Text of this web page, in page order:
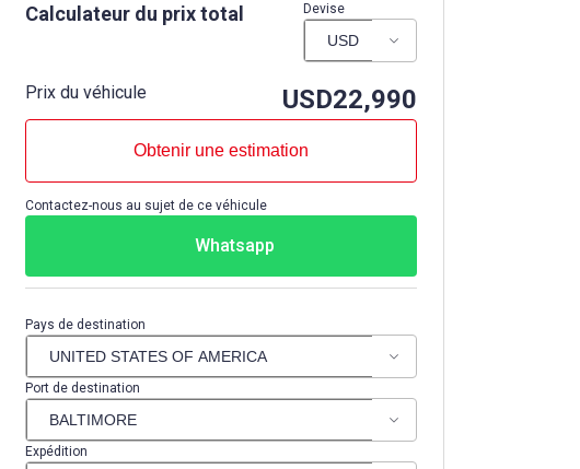
Calculateur du prix total Devise
Prix ​​du véhicule USD22,990
Obtenir une estimation
Contactez-nous au sujet de ce véhicule
Whatsapp
Pays de destination
Port de destination
Expédition